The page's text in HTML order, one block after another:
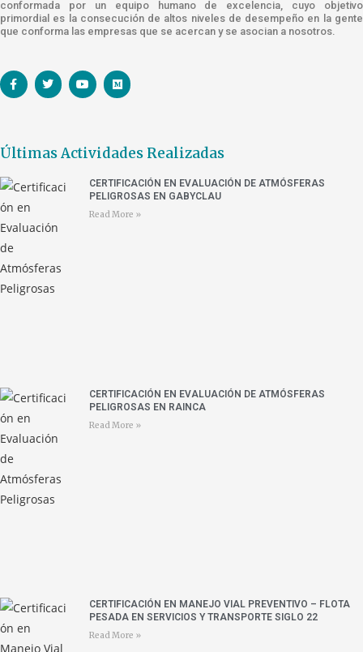
conformada por un equipo humano de excelencia, cuyo objetivo
primordial es la consecución de altos niveles de desempeño en la gente
que conforma las empresas que se acercan y se asocian a nosotros.
Últimas Actividades Realizadas
CERTIFICACIÓN EN EVALUACIÓN DE ATMÓSFERAS
PELIGROSAS EN GABYCLAU
Read More »
CERTIFICACIÓN EN EVALUACIÓN DE ATMÓSFERAS
PELIGROSAS EN RAINCA
Read More »
CERTIFICACIÓN EN MANEJO VIAL PREVENTIVO – FLOTA
PESADA EN SERVICIOS Y TRANSPORTE SIGLO 22
Read More »